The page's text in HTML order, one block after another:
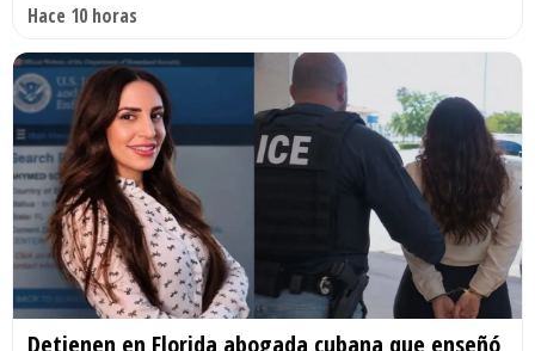
Hace 10 horas